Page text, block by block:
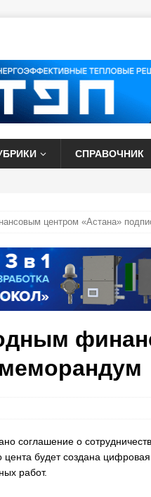
СПРАВОЧНИК
центром «Астана»
соглашение о
будет создана
работ.